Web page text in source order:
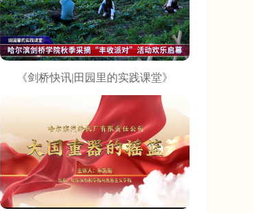
《剑桥快讯|田园里的实践课堂》